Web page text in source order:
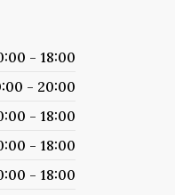
- 18:00
- 20:00
- 18:00
- 18:00
- 18:00